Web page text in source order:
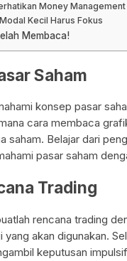
Money Management
Kecil Harus Fokus
Membaca!
Saham
konsep pasar
cara membaca
saham. Belajar dari
pasar saham
Trading
rencana trading
akan digunakan.
keputusan